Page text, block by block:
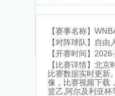
【赛事名称】
【对阵球队】
自由
【开赛时间】
【比赛详情】 北京
比赛数据实时更新
像，比赛视频下载
篮乙,阿尔及利亚杯